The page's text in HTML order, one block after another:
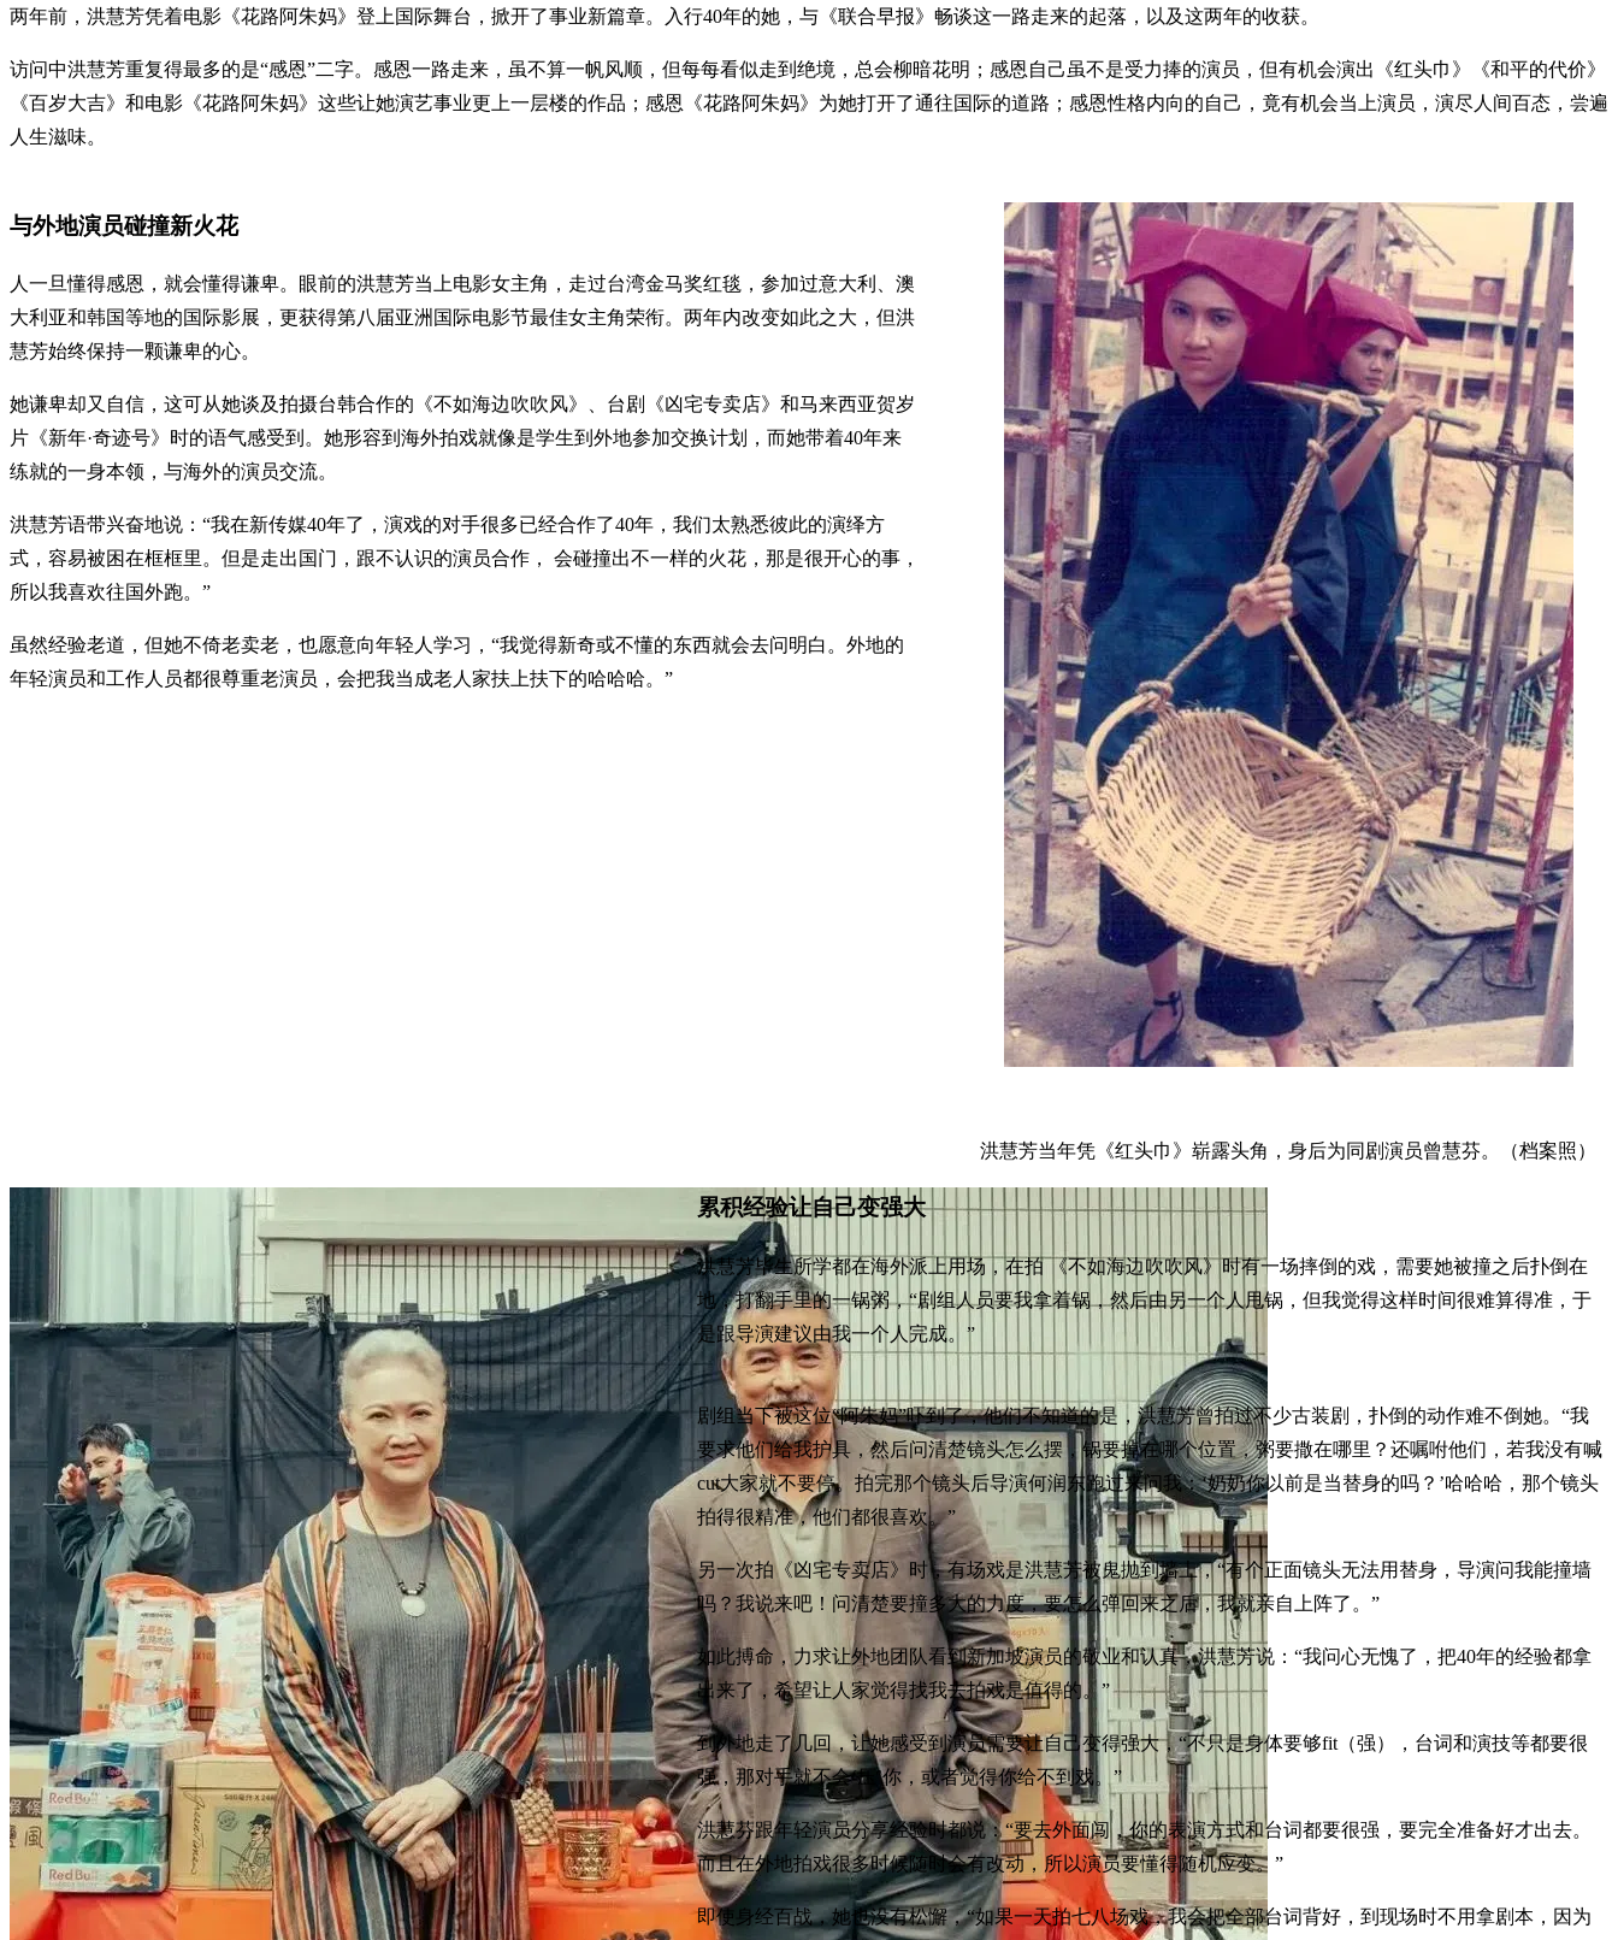
两年前，洪慧芳凭着电影《花路阿朱妈》登上国际舞台，掀开了事业新篇章。入行40年的她，与《联合早报》畅谈这一路走来的起落，以及这两年的收获。
访问中洪慧芳重复得最多的是“感恩”二字。感恩一路走来，虽不算一帆风顺，但每每看似走到绝境，总会柳暗花明；感恩自己虽不是受力捧的演员，但有机会演出《红头巾》《和平的代价》
《百岁大吉》和电影《花路阿朱妈》这些让她演艺事业更上一层楼的作品；感恩《花路阿朱妈》为她打开了通往国际的道路；感恩性格内向的自己，竟有机会当上演员，演尽人间百态，尝遍
人生滋味。
洪慧芳当年凭《红头巾》崭露头角，身后为同剧演员曾慧芬。（档案照）
与外地演员碰撞新火花
人一旦懂得感恩，就会懂得谦卑。眼前的洪慧芳当上电影女主角，走过台湾金马奖红毯，参加过意大利、澳
大利亚和韩国等地的国际影展，更获得第八届亚洲国际电影节最佳女主角荣衔。两年内改变如此之大，但洪
慧芳始终保持一颗谦卑的心。
她谦卑却又自信，这可从她谈及拍摄台韩合作的《不如海边吹吹风》、台剧《凶宅专卖店》和马来西亚贺岁
片《新年·奇迹号》时的语气感受到。她形容到海外拍戏就像是学生到外地参加交换计划，而她带着40年来
练就的一身本领，与海外的演员交流。
洪慧芳语带兴奋地说：“我在新传媒40年了，演戏的对手很多已经合作了40年，我们太熟悉彼此的演绎方
式，容易被困在框框里。但是走出国门，跟不认识的演员合作， 会碰撞出不一样的火花，那是很开心的事，
所以我喜欢往国外跑。”
虽然经验老道，但她不倚老卖老，也愿意向年轻人学习，“我觉得新奇或不懂的东西就会去问明白。外地的
年轻演员和工作人员都很尊重老演员，会把我当成老人家扶上扶下的哈哈哈。”
累积经验让自己变强大
洪慧芳毕生所学都在海外派上用场，在拍 《不如海边吹吹风》时有一场摔倒的戏，需要她被撞之后扑倒在
地，打翻手里的一锅粥，“剧组人员要我拿着锅，然后由另一个人甩锅，但我觉得这样时间很难算得准，于
是跟导演建议由我一个人完成。”
剧组当下被这位“阿朱妈”吓到了，他们不知道的是，洪慧芳曾拍过不少古装剧，扑倒的动作难不倒她。“我
要求他们给我护具，然后问清楚镜头怎么摆，锅要掉在哪个位置，粥要撒在哪里？还嘱咐他们，若我没有喊
cut大家就不要停。拍完那个镜头后导演何润东跑过来问我：‘奶奶你以前是当替身的吗？’哈哈哈，那个镜头
拍得很精准，他们都很喜欢。”
另一次拍《凶宅专卖店》时，有场戏是洪慧芳被鬼抛到墙上，“有个正面镜头无法用替身，导演问我能撞墙
吗？我说来吧！问清楚要撞多大的力度，要怎么弹回来之后，我就亲自上阵了。”
如此搏命，力求让外地团队看到新加坡演员的敬业和认真，洪慧芳说：“我问心无愧了，把40年的经验都拿
出来了，希望让人家觉得找我去拍戏是值得的。”
到外地走了几回，让她感受到演员需要让自己变得强大，“不只是身体要够fit（强），台词和演技等都要很
强，那对手就不会‘压’你，或者觉得你给不到戏。”
洪慧芬跟年轻演员分享经验时都说：“要去外面闯，你的表演方式和台词都要很强，要完全准备好才出去。
而且在外地拍戏很多时候随时会有改动，所以演员要懂得随机应变。”
即使身经百战，她也没有松懈，“如果一天拍七八场戏，我会把全部台词背好，到现场时不用拿剧本，因为